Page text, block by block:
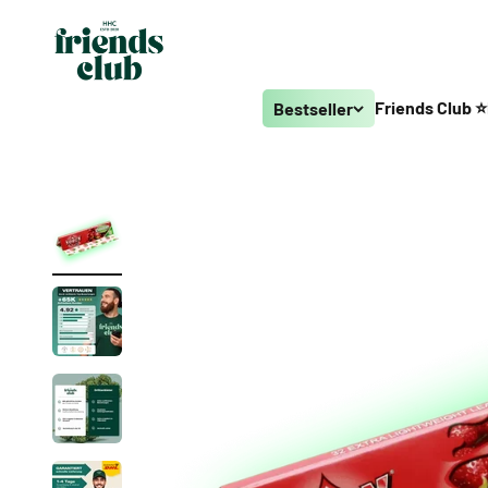
Bestseller Friends Club ⭐
Smagro GmbH